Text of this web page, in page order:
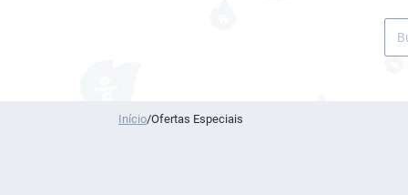
Início/Ofertas Especiais